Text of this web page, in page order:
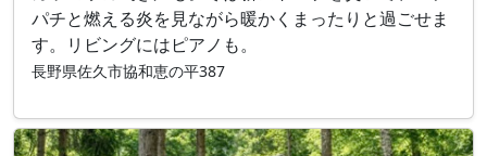
パチと燃える炎を見ながら暖かくまったりと過ごせま
す。リビングにはピアノも。
長野県佐久市協和恵の平387